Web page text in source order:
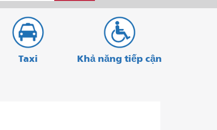
Taxi Khả năng tiếp cận